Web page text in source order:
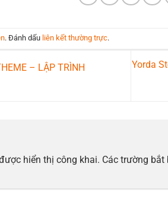
. Đánh dấu liên kết thường trực.
– LẬP TRÌNH
Yorda
hiển thị công khai. Các trường